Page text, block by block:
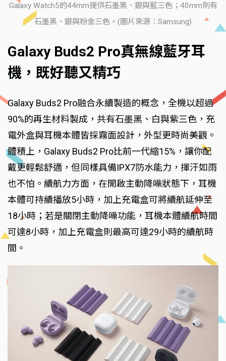
Galaxy Watch5的44mm提供石墨黑、銀與藍三色；40mm則有
石墨黑、銀與粉金三色。(圖片來源：Samsung)
Galaxy Buds2 Pro真無線藍牙耳
機，既好聽又精巧
Galaxy Buds2 Pro融合永續製造的概念，全機以超過
90%的再生材料製成，共有石墨黑、白與紫三色，充
電外盒與耳機本體皆採霧面設計，外型更時尚美觀。
體積上，Galaxy Buds2 Pro比前一代縮15%，讓你配
戴更輕鬆舒適，但同樣具備IPX7防水能力，揮汗如雨
也不怕。續航力方面，在開啟主動降噪狀態下，耳機
本體可持續播放5小時，加上充電盒可將續航延伸至
18小時；若是關閉主動降噪功能，耳機本體續航時間
可達8小時，加上充電盒則最高可達29小時的續航時
間。